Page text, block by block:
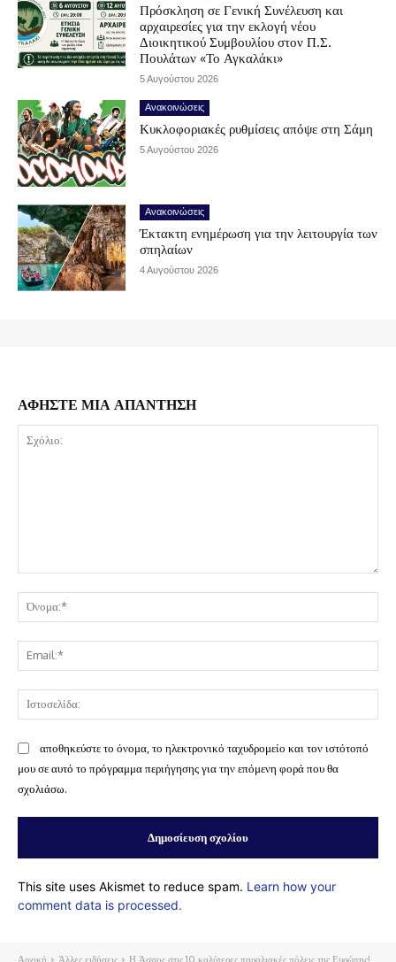
Πρόσκληση σε Γενική Συνέλευση και
αρχαιρεσίες για την εκλογή νέου
Διοικητικού Συμβουλίου στον Π.Σ.
Πουλάτων «Το Αγκαλάκι»
5 Αυγούστου 2026
Ανακοινώσεις
Κυκλοφοριακές ρυθμίσεις απόψε στη Σάμη
5 Αυγούστου 2026
Ανακοινώσεις
Έκτακτη ενημέρωση για την λειτουργία των
σπηλαίων
4 Αυγούστου 2026
ΑΦΗΣΤΕ ΜΙΑ ΑΠΑΝΤΗΣΗ
αποθηκεύστε το όνομα, το ηλεκτρονικό ταχυδρομείο και τον ιστότοπό
μου σε αυτό το πρόγραμμα περιήγησης για την επόμενη φορά που θα
σχολιάσω.
This site uses Akismet to reduce spam. Learn how your
comment data is processed.